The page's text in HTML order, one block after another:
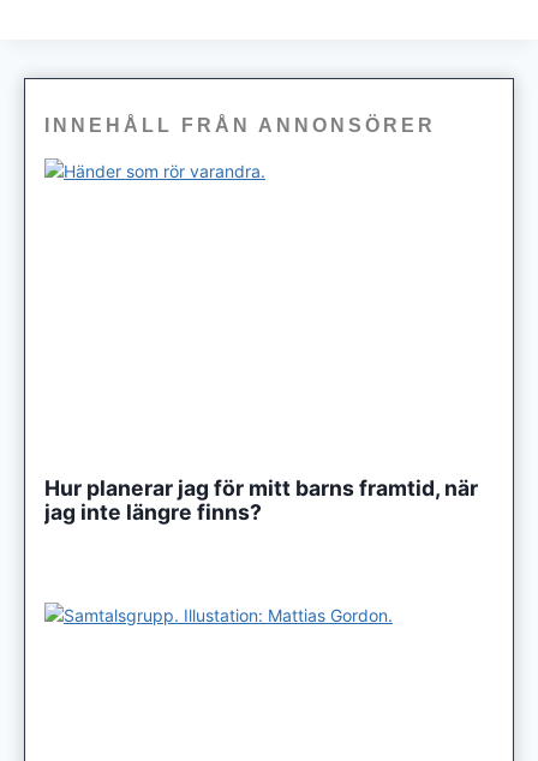
INNEHÅLL FRÅN ANNONSÖRER
Hur planerar jag för mitt barns framtid, när
jag inte längre finns?